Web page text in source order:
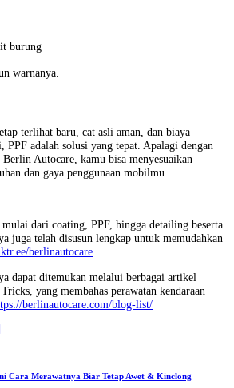
burung
warnanya.
terlihat baru, cat asli aman, dan biaya
PPF adalah solusi yang tepat. Apalagi dengan
Autocare, kamu bisa menyesuaikan
dan gaya penggunaan mobilmu.
dari coating, PPF, hingga detailing beserta
juga telah disusun lengkap untuk memudahkan
berlinautocare
dapat ditemukan melalui berbagai artikel
yang membahas perawatan kendaraan
berlinautocare.com/blog-list/
Cara Merawatnya Biar Tetap Awet & Kinclong